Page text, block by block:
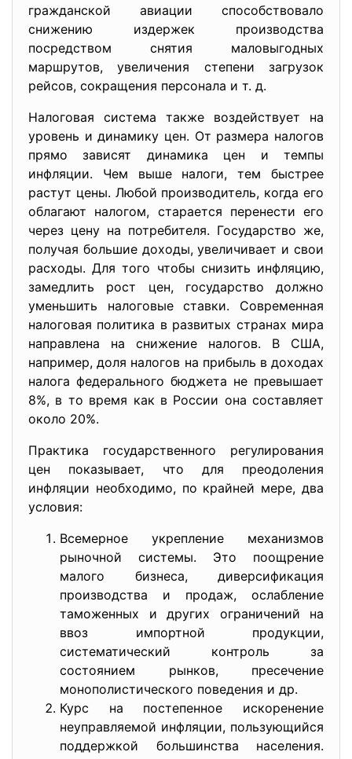
гражданской авиации способствовало
снижению издержек производства
посредством снятия маловыгодных
маршрутов, увеличения степени загрузок
рейсов, сокращения персонала и т. д.
Налоговая система также воздействует на
уровень и динамику цен. От размера налогов
прямо зависят динамика цен и темпы
инфляции. Чем выше налоги, тем быстрее
растут цены. Любой производитель, когда его
облагают налогом, старается перенести его
через цену на потребителя. Государство же,
получая большие доходы, увеличивает и свои
расходы. Для того чтобы снизить инфляцию,
замедлить рост цен, государство должно
уменьшить налоговые ставки. Современная
налоговая политика в развитых странах мира
направлена на снижение налогов. В США,
например, доля налогов на прибыль в доходах
налога федерального бюджета не превышает
8%, в то время как в России она составляет
около 20%.
Практика государственного регулирования
цен показывает, что для преодоления
инфляции необходимо, по крайней мере, два
условия:
Всемерное укрепление механизмов
рыночной системы. Это поощрение
малого бизнеса, диверсификация
производства и продаж, ослабление
таможенных и других ограничений на
ввоз импортной продукции,
систематический контроль за
состоянием рынков, пресечение
монополистического поведения и др.
Курс на постепенное искоренение
неуправляемой инфляции, пользующийся
поддержкой большинства населения.